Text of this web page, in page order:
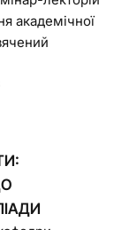
академічної